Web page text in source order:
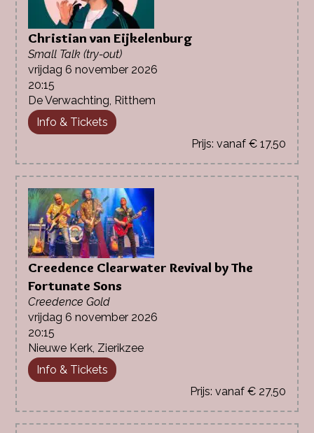
Christian van Eijkelenburg
Small Talk (try-out)
vrijdag 6 november 2026
20:15
De Verwachting, Ritthem
Info & Tickets
vanaf € 17,50
Creedence Clearwater Revival by The
Fortunate Sons
Creedence Gold
vrijdag 6 november 2026
20:15
Nieuwe Kerk, Zierikzee
Info & Tickets
vanaf € 27,50